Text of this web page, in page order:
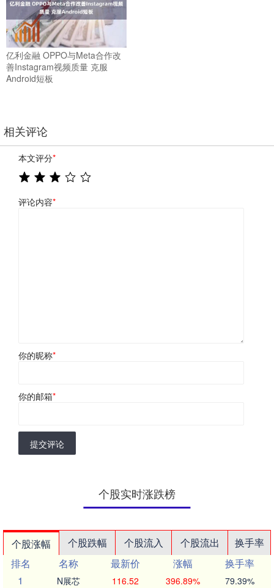
亿利金融 OPPO与Meta合作改
善Instagram视频质量 克服
Android短板
相关评论
本文评分*
评论内容*
你的昵称*
你的邮箱*
提交评论
个股实时涨跌榜
个股涨幅 个股跌幅 个股流入 个股流出
换手率
排名
名称 最新价 涨幅
换手率
1
N展芯 116.52 396.89% 79.39%